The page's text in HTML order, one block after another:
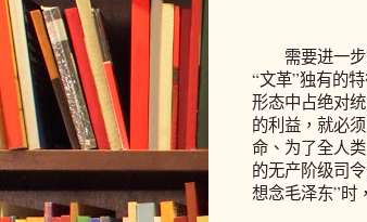
需要进一步
“文革”独有的
形态中占绝对
的利益，就必
命、为了全人
的无产阶级司
想念毛泽东”时